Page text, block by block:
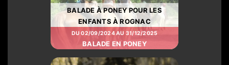
BALADE À PONEY POUR LES
ENFANTS À ROGNAC
DU 02/09/2024 AU 31/12/2025
BALADE EN PONEY